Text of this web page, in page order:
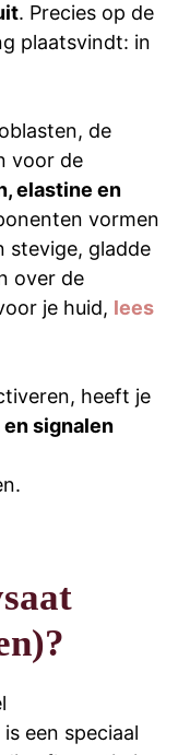
. Precies op de
plaatsvindt: in
de
voor de
elastine en
vormen
stevige, gladde
over de
je huid, lees
heeft je
signalen
een speciaal